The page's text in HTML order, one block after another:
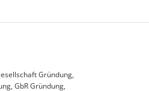
Gründung
GbR Gründung